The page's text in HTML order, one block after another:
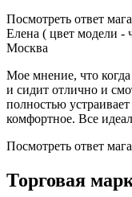
Посмотреть ответ
Елена ( цвет модели -
Москва
Мое мнение, что
и сидит отлично и
полностью
комфортное. Все
Посмотреть ответ
Торговая